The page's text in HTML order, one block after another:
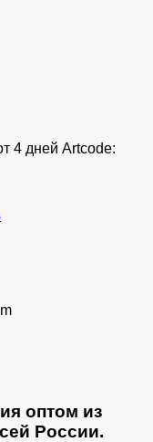
4 дней Artcode:
оптом из
России.